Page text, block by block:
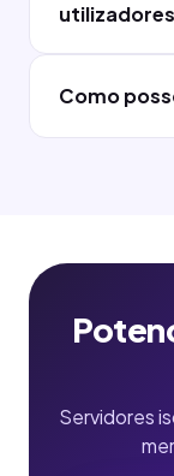
Como
Servidores